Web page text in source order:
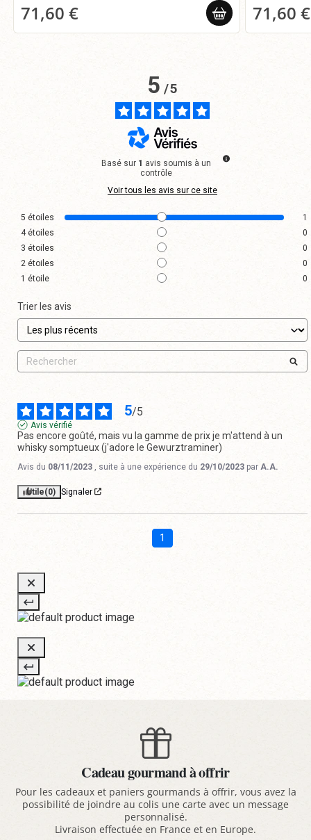
71,60 € 71,60 €
5/5
Basé sur 1 avis soumis à un
contrôle
Voir tous les avis sur ce site
5 étoiles
1
4étoiles
0
3 étoiles
0
2 étoiles
0
1 étoile 0
Trier les avis
5/5
Avis vérifié
Pas encore goûté, mais vu la gamme de prix je m'attend à un
whisky somptueux (j'adore le Gewurztraminer)
Avis du 08/11/2023 , suite à une expérience du 29/10/2023 par A.A.
Utile(0) Signaler
1
Cadeau gourmand à offrir
Pour les cadeaux et paniers gourmands à offrir, vous avez la
possibilité de joindre au colis une carte avec un message
personnalisé.
Livraison effectuée en France et en Europe.